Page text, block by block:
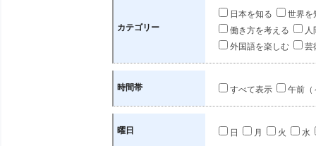
カテゴリー
日本を知る
世界を
働き方を考える
人
外国語を楽しむ
芸
時間帯 すべて表示 午前（
曜日 日 月 火 水